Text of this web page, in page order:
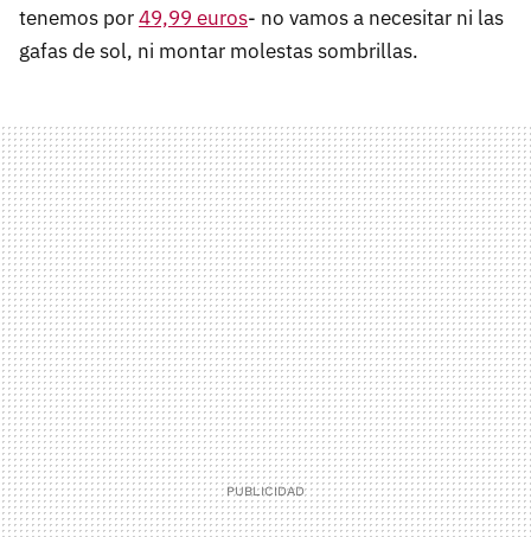
tenemos por49,99 euros- no vamos a necesitar ni las
gafas de sol, ni montar molestas sombrillas.